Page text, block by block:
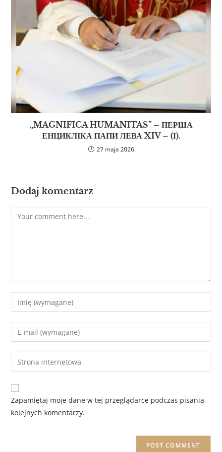
„MAGNIFICA HUMANITAS” – ПЕРША
ЕНЦИКЛІКА ПАПИ ЛЕВА XIV – (І).
27 maja 2026
Dodaj komentarz
Zapamiętaj moje dane w tej przeglądarce podczas pisania
kolejnych komentarzy.